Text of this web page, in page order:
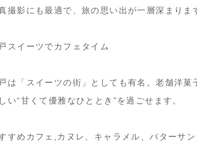
撮影にも最適で、旅の思い出が一層深まりま
スイーツでカフェタイム
は「スイーツの街」としても有名。老舗洋
い“甘くて優雅なひととき”を過ごせます。
すめカフェ,カヌレ、キャラメル、バターサ